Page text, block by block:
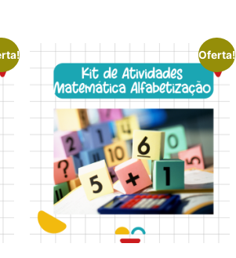
Oferta!